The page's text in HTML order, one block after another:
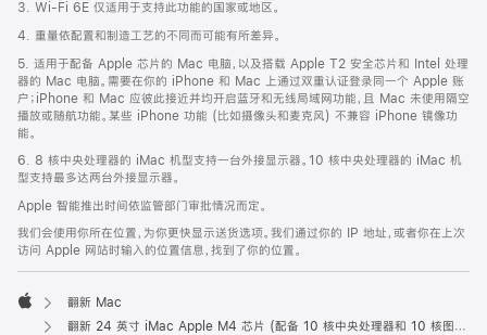
脚
3. Wi-Fi 6E 仅适用于支持此功能的国家或地区。
4. 重量依配置和制造工艺的不同而可能有所差异。
5. 适用于配备 Apple 芯片的 Mac 电脑，以及搭载 Apple T2 安全芯片和 Intel 处理
器的 Mac 电脑。需要在你的 iPhone 和 Mac 上通过双重认证登录同一个 Apple 账
户；iPhone 和 Mac 应彼此接近并均开启蓝牙和无线局域网功能，且 Mac 未使用隔空
播放或随航功能。某些 iPhone 功能 (比如摄像头和麦克风) 不兼容 iPhone 镜像功
能。
6. 8 核中央处理器的 iMac 机型支持一台外接显示器。10 核中央处理器的 iMac 机
型支持最多达两台外接显示器。
Apple 智能推出时间依监管部门审批情况而定。
我们会使用你所在位置，为你更快显示送货选项。我们通过你的 IP 地址，或者你在上次
访问 Apple 网站时输入的位置信息，找到了你的位置。
Apple
翻新 Mac
翻新 24 英寸 iMac Apple M4 芯片 (配备 10 核中央处理器和 10 核图形处理器) 和千兆以太网端口 - 黄色